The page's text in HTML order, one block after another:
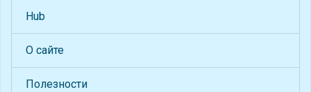
Hub
О сайте
Полезности